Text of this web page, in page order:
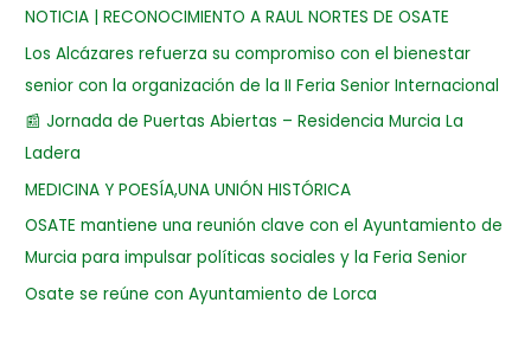
NOTICIA | RECONOCIMIENTO A RAUL NORTES DE OSATE
Los Alcázares refuerza su compromiso con el bienestar
senior con la organización de la II Feria Senior Internacional
📰 Jornada de Puertas Abiertas – Residencia Murcia La
Ladera
MEDICINA Y POESÍA,UNA UNIÓN HISTÓRICA
OSATE mantiene una reunión clave con el Ayuntamiento de
Murcia para impulsar políticas sociales y la Feria Senior
Osate se reúne con Ayuntamiento de Lorca